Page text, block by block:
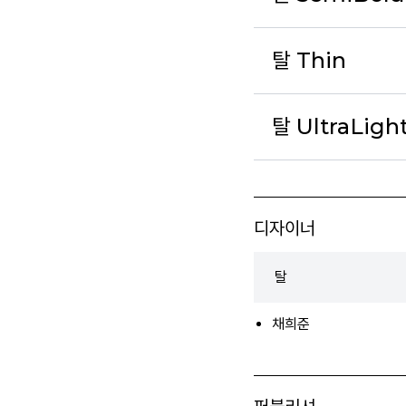
탈 Thin
탈
디자이너
탈
채희준